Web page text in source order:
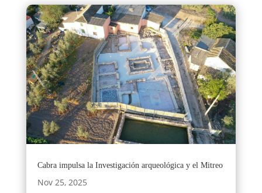
Cabra impulsa la Investigación arqueológica y el Mitreo
Nov 25, 2025